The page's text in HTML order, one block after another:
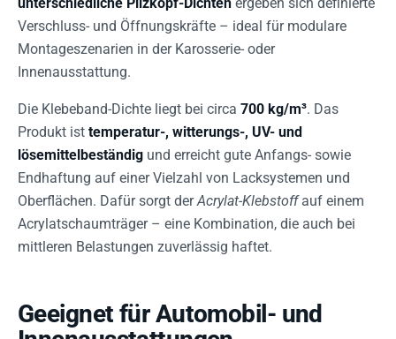
unterschiedliche Pilzkopf-Dichten ergeben sich definierte
Verschluss- und Öffnungskräfte – ideal für modulare
Montageszenarien in der Karosserie- oder
Innenausstattung.
Die Klebeband-Dichte liegt bei circa 700 kg/m³. Das
Produkt ist temperatur-, witterungs-, UV- und
lösemittelbeständig und erreicht gute Anfangs- sowie
Endhaftung auf einer Vielzahl von Lacksystemen und
Oberflächen. Dafür sorgt derAcrylat-Klebstoffauf einem
Acrylatschaumträger – eine Kombination, die auch bei
mittleren Belastungen zuverlässig haftet.
Geeignet für Automobil- und